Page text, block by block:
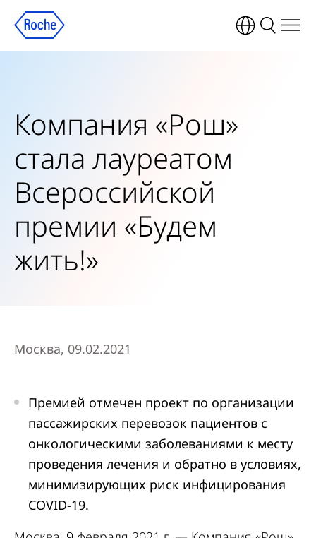
Компания «Рош»
стала лауреатом
Всероссийской
премии «Будем
жить!»
Москва, 09.02.2021
Премией отмечен проект по организации
пассажирских перевозок пациентов с
онкологическими заболеваниями к месту
проведения лечения и обратно в условиях,
минимизирующих риск инфицирования
COVID-19.